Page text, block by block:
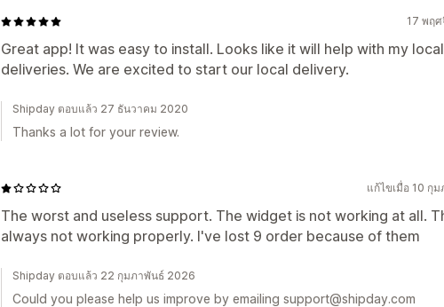
17 พฤ
Great app! It was easy to install. Looks like it will help with my local
deliveries. We are excited to start our local delivery.
Shipday ตอบแล้ว 27 ธันวาคม 2020
Thanks a lot for your review.
แก้ไขเมื่อ 10 กุ
The worst and useless support. The widget is not working at all.
always not working properly. I've lost 9 order because of them
Shipday ตอบแล้ว 22 กุมภาพันธ์ 2026
Could you please help us improve by emailing support@shipday.com